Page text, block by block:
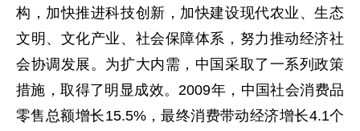
构，加快推进科技创新，加快建设现代农业、生态
文明、文化产业、社会保障体系，努力推动经济社
会协调发展。为扩大内需，中国采取了一系列政策
措施，取得了明显成效。2009年，中国社会消费品
零售总额增长15.5%，最终消费带动经济增长4.1个